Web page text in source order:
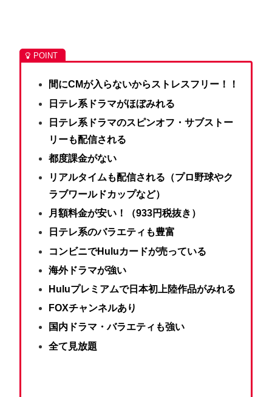
間にCMが入らないからストレスフリー！！
日テレ系ドラマがほぼみれる
日テレ系ドラマのスピンオフ・サブストー
リーも配信される
都度課金がない
リアルタイムも配信される（プロ野球やク
ラブワールドカップなど）
月額料金が安い！（933円税抜き）
日テレ系のバラエティも豊富
コンビニでHuluカードが売っている
海外ドラマが強い
Huluプレミアムで日本初上陸作品がみれる
FOXチャンネルあり
国内ドラマ・バラエティも強い
全て見放題